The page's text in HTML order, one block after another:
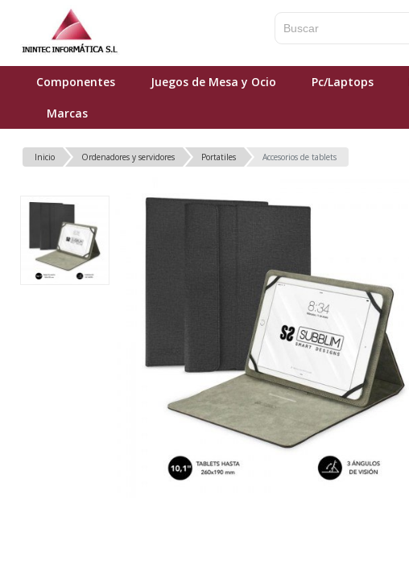
Componentes Juegos de Mesa y Ocio Pc/Laptops
Marcas
Inicio Ordenadores y servidores Portatiles Accesorios de tablets